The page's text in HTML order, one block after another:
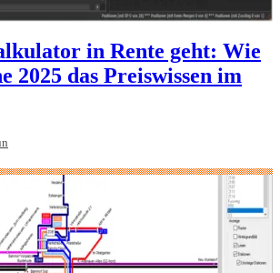
in Rente geht: Wie
2025 das Preiswissen im